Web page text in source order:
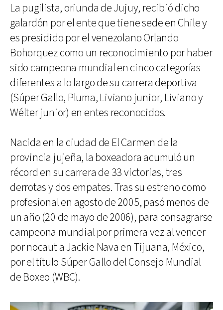
La pugilista, oriunda de Jujuy, recibió dicho
galardón por el ente que tiene sede en Chile y
es presidido por el venezolano Orlando
Bohorquez como un reconocimiento por haber
sido campeona mundial en cinco categorías
diferentes a lo largo de su carrera deportiva
(Súper Gallo, Pluma, Liviano junior, Liviano y
Wélter junior) en entes reconocidos.
Nacida en la ciudad de El Carmen de la
provincia jujeña, la boxeadora acumuló un
récord en su carrera de 33 victorias, tres
derrotas y dos empates. Tras su estreno como
profesional en agosto de 2005, pasó menos de
un año (20 de mayo de 2006), para consagrarse
campeona mundial por primera vez al vencer
por nocaut a Jackie Nava en Tijuana, México,
por el título Súper Gallo del Consejo Mundial
de Boxeo (WBC).